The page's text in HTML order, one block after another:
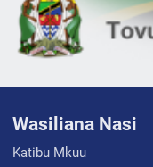
Wasiliana Nasi
Katibu Mkuu